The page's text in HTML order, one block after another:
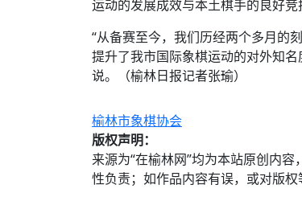
运动的发展成效与本土棋手的良好竞
“从备赛至今，我们历经两个多月的
提升了我市国际象棋运动的对外知
说。（榆林日报记者张瑜）
榆林市象棋协会
版权声明：
来源为“在榆林网”均为本站原创内
性负责；如作品内容有误，或对版权